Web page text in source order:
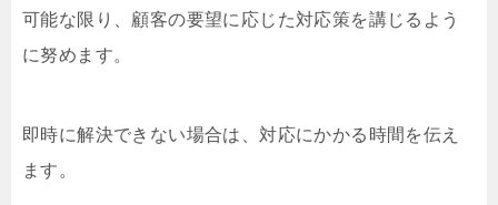
可能な限り、顧客の要望に応じた対応策を講じるよう
に努めます。
即時に解決できない場合は、対応にかかる時間を伝え
ます。